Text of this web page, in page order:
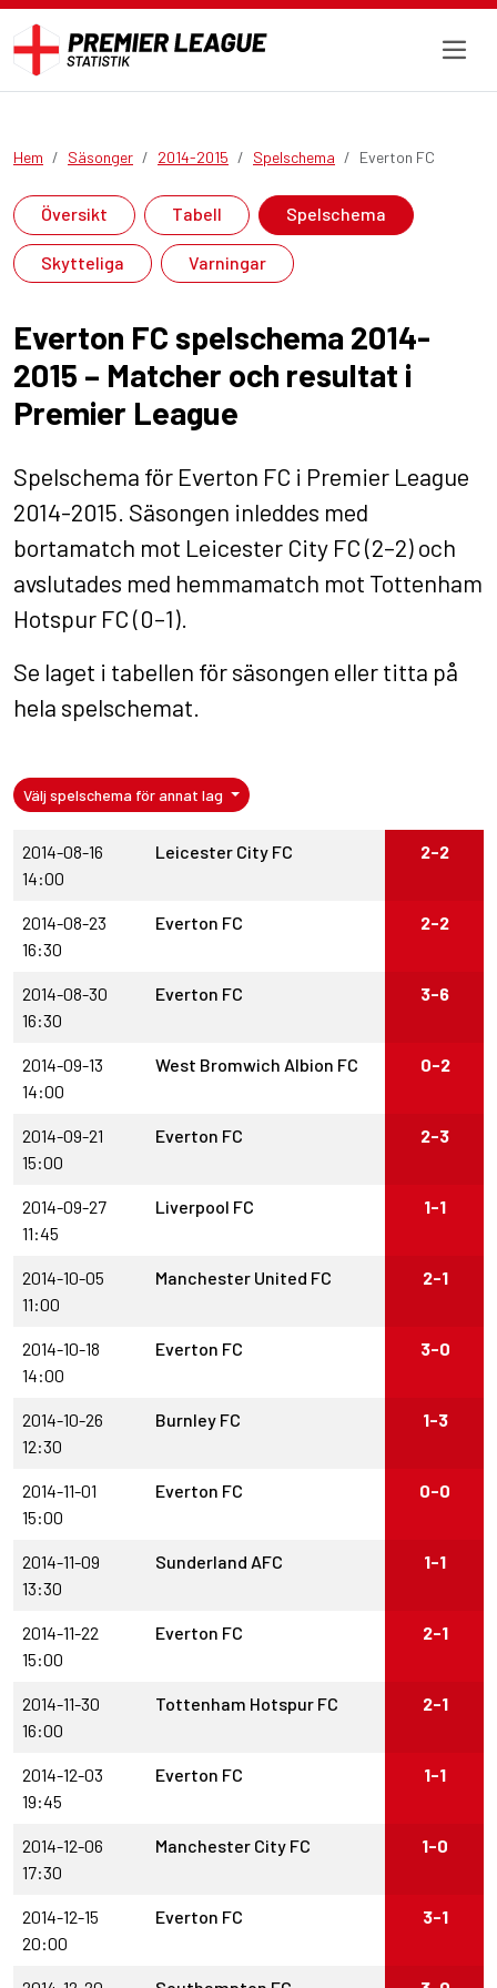
Hem Säsonger 2014-2015 Spelschema Everton FC
Översikt Tabell Spelschema
Skytteliga Varningar
Everton FC spelschema 2014-
2015 – Matcher och resultat i
Premier League
Spelschema för Everton FC i Premier League
2014-2015. Säsongen inleddes med
bortamatch mot Leicester City FC (2–2) och
avslutades med hemmamatch mot Tottenham
Hotspur FC (0–1).
Se laget i tabellen för säsongen eller titta på
hela spelschemat
Välj spelschema för annat lag
2014-08-16
14:00
Leicester City FC 2-2
2014-08-23
16:30
Everton FC 2-2
2014-08-30
16:30
Everton FC 3-6
2014-09-13
14:00
West Bromwich Albion FC 0-2
2014-09-21
15:00
Everton FC 2-3
2014-09-27
11:45
Liverpool FC 1-1
2014-10-05
11:00
Manchester United FC 2-1
2014-10-18
14:00
Everton FC 3-0
2014-10-26
12:30
Burnley FC 1-3
2014-11-01
15:00
Everton FC 0-0
2014-11-09
13:30
Sunderland AFC 1-1
2014-11-22
15:00
Everton FC 2-1
2014-11-30
16:00
Tottenham Hotspur FC 2-1
2014-12-03
19:45
Everton FC 1-1
2014-12-06
17:30
Manchester City FC 1-0
2014-12-15
20:00
Everton FC 3-1